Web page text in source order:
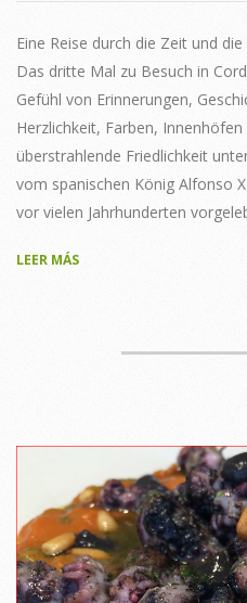
Eine Reise durch die Zeit und
Das dritte Mal zu Besuch in
Gefühl von Erinnerungen,
Herzlichkeit, Farben,
überstrahlende Friedlichkeit
vom spanischen König Alfonso
vor vielen Jahrhunderten
LEER MÁS